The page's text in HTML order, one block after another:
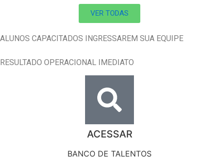
VER TODAS
ALUNOS CAPACITADOS INGRESSAREM SUA EQUIPE
RESULTADO OPERACIONAL IMEDIATO
ACESSAR
BANCO DE TALENTOS